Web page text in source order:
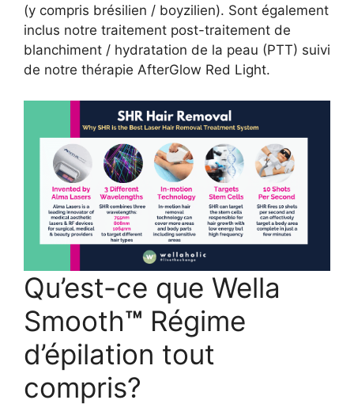
(y compris brésilien / boyzilien). Sont également
inclus notre traitement post-traitement de
blanchiment / hydratation de la peau (PTT) suivi
de notre thérapie AfterGlow Red Light.
Qu’est-ce que Wella
Smooth™ Régime
d’épilation tout
compris?